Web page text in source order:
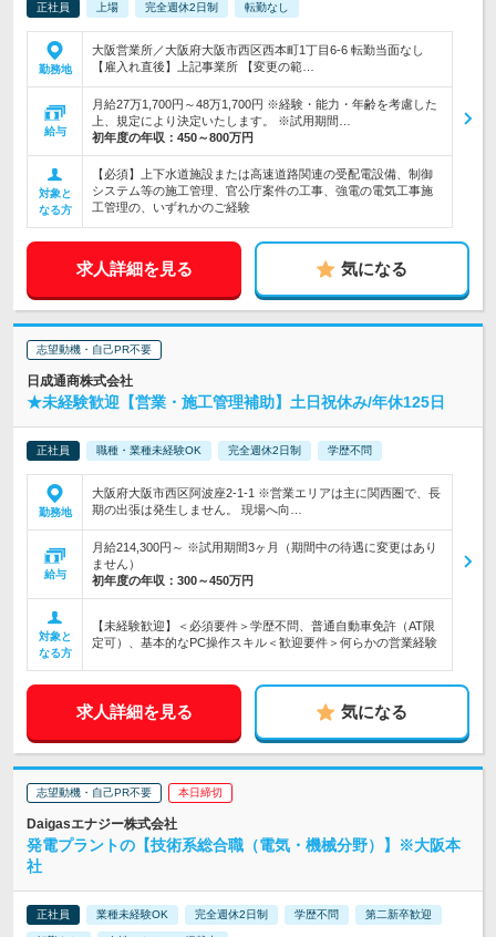
正社員 上場 完全週休2日制 転勤なし
勤務地
大阪営業所／大阪府大阪市西区西本町1丁目6-6 転勤当面なし
【雇入れ直後】上記事業所 【変更の範…
給与
月給27万1,700円～48万1,700円 ※経験・能力・年齢を考慮した
上、規定により決定いたします。 ※試用期間…
初年度の年収： 450～800万円
対象と
なる方
【必須】上下水道施設または高速道路関連の受配電設備、制御
システム等の施工管理、官公庁案件の工事、強電の電気工事施
工管理の、いずれかのご経験
求人詳細を見る 気になる
志望動機・自己PR不要
日成通商株式会社
★未経験歓迎【営業・施工管理補助】土日祝休み/年休125日
正社員 職種・業種未経験OK 完全週休2日制 学歴不問
勤務地
大阪府大阪市西区阿波座2-1-1 ※営業エリアは主に関西圏で、長
期の出張は発生しません。 現場へ向…
給与
月給214,300円～ ※試用期間3ヶ月（期間中の待遇に変更はあり
ません）
初年度の年収： 300～450万円
対象と
なる方
【未経験歓迎】＜必須要件＞学歴不問、普通自動車免許（AT限
定可）、基本的なPC操作スキル＜歓迎要件＞何らかの営業経験
求人詳細を見る 気になる
志望動機・自己PR不要 本日締切
Daigasエナジー株式会社
発電プラントの【技術系総合職（電気・機械分野）】※大阪本
社
正社員 業種未経験OK 完全週休2日制 学歴不問 第二新卒歓迎